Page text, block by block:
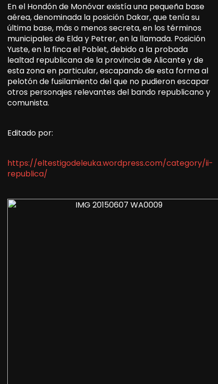
En el Hondón de Monóvar existía una pequeña base
aérea, denominada la posición Dakar, que tenía su
última base, más o menos secreta, en los términos
municipales de Elda y Petrer, en la llamada. Posición
Yuste, en la finca el Poblet, debido a la probada
lealtad republicana de la provincia de Alicante y de
esta zona en particular, escapando de esta forma al
pelotón de fusilamiento del que no pudieron escapar
otros personajes relevantes del bando republicano y
comunista.
Editado por:
https://eltestigodeleuka.wordpress.com/category/ii-
republica/